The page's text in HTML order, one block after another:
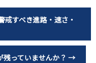
すべき進路・速さ・
残っていませんか？ →